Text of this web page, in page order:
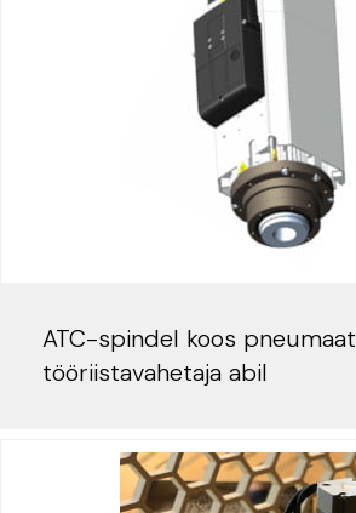
ATC-spindel koos
tööriistavahetaja abil